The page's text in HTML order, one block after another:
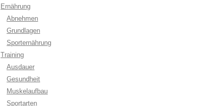
Ernährung
Abnehmen
Grundlagen
Sporternährung
Training
Ausdauer
Gesundheit
Muskelaufbau
Sportarten